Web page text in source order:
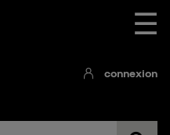
☰
connexion